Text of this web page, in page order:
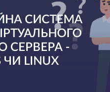
СИСТЕМА
СЕРВЕРА -
ЧИ LINUX